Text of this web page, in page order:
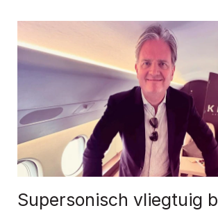
Supersonisch vliegtuig